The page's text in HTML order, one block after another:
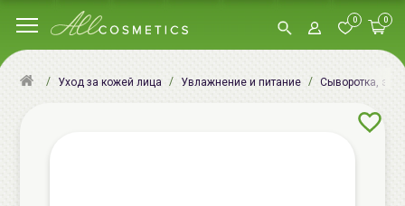
0 0
Уход за кожей лица Увлажнение и питание Сыворотка,